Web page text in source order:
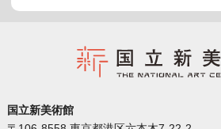
国立新美術館